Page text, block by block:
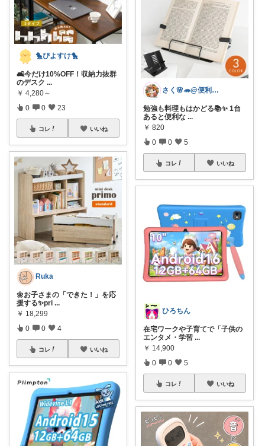
🐤ぴよすけ🐤
🛋️今だけ10%OFF！収納力抜群
のデスク ...
￥ 4,280～
0 0 23
コレ いいね
Ruka
🌼お子さまの「できた！」を応
援する✨pri ...
￥ 18,299
0 0 4
コレ いいね
さく🌸🦔@便利でかわいいを探す旅
勉強も料理もはかどる📚✨ 1台
あると便利な ...
￥ 820
0 0 5
コレ いいね
ひろちん
在宅ワークや子育てで「子供の
エンタメ・学習 ...
￥ 14,900
0 0 5
コレ いいね